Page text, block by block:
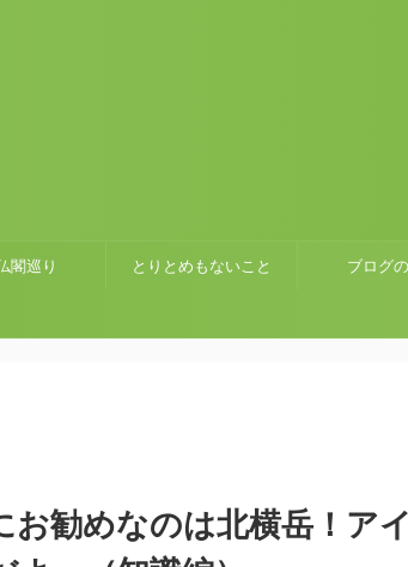
閣巡り とりとめもないこと ブログ
お勧めなのは北横岳！アイ